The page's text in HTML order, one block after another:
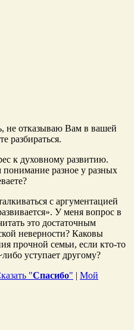
не отказываю Вам в вашей
разбираться.
к духовному развитию.
разное у разных
с аргументацией
У меня вопрос в
это достаточным
неверности? Каковы
прочной семьи, если кто-то
уступает другому?
"Спасибо" | Мой